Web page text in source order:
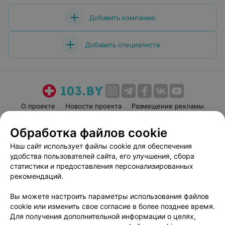
Консервативное лечение уже не помогало. Операция
сделана, все страхи позади. Я уже дома, впереди
реабилитация. Если бы я знала раньше, что в БСМП
Минска работают такие высококвалифицированные
так долго боль. Безмерно благодарна всему
Добавить компанию
Добавить специалиста
О проекте Новости проекта
Размещение рекламы
Пользовательское соглашение
Способы оплаты
Вакансии
Партнеры
Написать руководителю 103.by
Обработка персональных данных
Обработка файлов cookie
Наш сайт использует файлы cookie для обеспечения
удобства пользователей сайта, его улучшения, сбора
статистики и предоставления персонализированных
рекомендаций.
Вы можете настроить параметры использования файлов
cookie или изменить свое согласие в более позднее время.
Для получения дополнительной информации о целях,